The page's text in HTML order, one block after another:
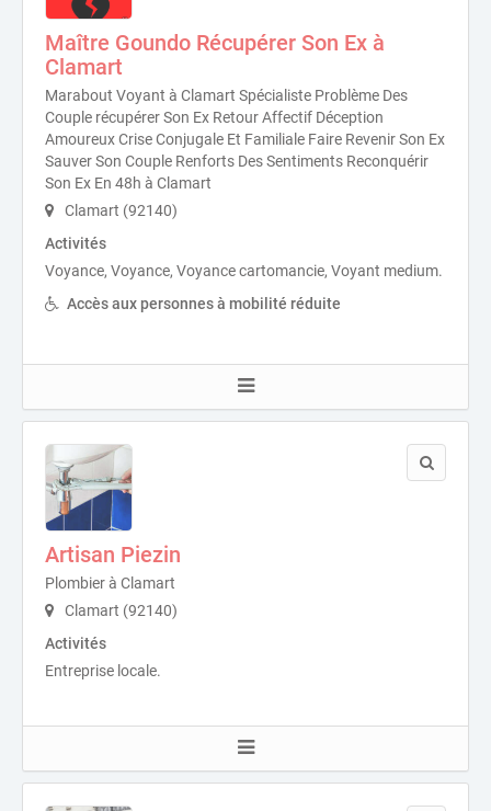
Maître Goundo Récupérer Son Ex à
Clamart
Marabout Voyant à Clamart Spécialiste Problème Des
Couple récupérer Son Ex Retour Affectif Déception
Amoureux Crise Conjugale Et Familiale Faire Revenir Son Ex
Sauver Son Couple Renforts Des Sentiments Reconquérir
Son Ex En 48h à Clamart
Clamart (92140)
Activités
Voyance, Voyance, Voyance cartomancie, Voyant medium.
Accès aux personnes à mobilité réduite
Artisan Piezin
Plombier à Clamart
Clamart (92140)
Activités
Entreprise locale.